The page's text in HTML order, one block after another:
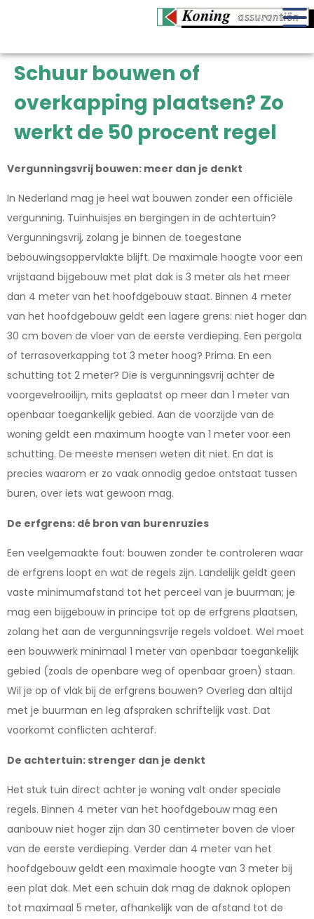
Schuur bouwen of
overkapping plaatsen? Zo
werkt de 50 procent regel
Vergunningsvrij bouwen: meer dan je denkt
In Nederland mag je heel wat bouwen zonder een officiële
vergunning. Tuinhuisjes en bergingen in de achtertuin?
Vergunningsvrij, zolang je binnen de toegestane
bebouwingsoppervlakte blijft. De maximale hoogte voor een
vrijstaand bijgebouw met plat dak is 3 meter als het meer
dan 4 meter van het hoofdgebouw staat. Binnen 4 meter
van het hoofdgebouw geldt een lagere grens: niet hoger dan
30 cm boven de vloer van de eerste verdieping. Een pergola
of terrasoverkapping tot 3 meter hoog? Prima. En een
schutting tot 2 meter? Die is vergunningsvrij achter de
voorgevelrooilijn, mits geplaatst op meer dan 1 meter van
openbaar toegankelijk gebied. Aan de voorzijde van de
woning geldt een maximum hoogte van 1 meter voor een
schutting. De meeste mensen weten dit niet. En dat is
precies waarom er zo vaak onnodig gedoe ontstaat tussen
buren, over iets wat gewoon mag.
De erfgrens: dé bron van burenruzies
Een veelgemaakte fout: bouwen zonder te controleren waar
de erfgrens loopt en wat de regels zijn. Landelijk geldt geen
vaste minimumafstand tot het perceel van je buurman; je
mag een bijgebouw in principe tot op de erfgrens plaatsen,
zolang het aan de vergunningsvrije regels voldoet. Wel moet
een bouwwerk minimaal 1 meter van openbaar toegankelijk
gebied (zoals de openbare weg of openbaar groen) staan.
Wil je op of vlak bij de erfgrens bouwen? Overleg dan altijd
met je buurman en leg afspraken schriftelijk vast. Dat
voorkomt conflicten achteraf.
De achtertuin: strenger dan je denkt
Het stuk tuin direct achter je woning valt onder speciale
regels. Binnen 4 meter van het hoofdgebouw mag een
aanbouw niet hoger zijn dan 30 centimeter boven de vloer
van de eerste verdieping. Verder dan 4 meter van het
hoofdgebouw geldt een maximale hoogte van 3 meter bij
een plat dak. Met een schuin dak mag de daknok oplopen
tot maximaal 5 meter, afhankelijk van de afstand tot de